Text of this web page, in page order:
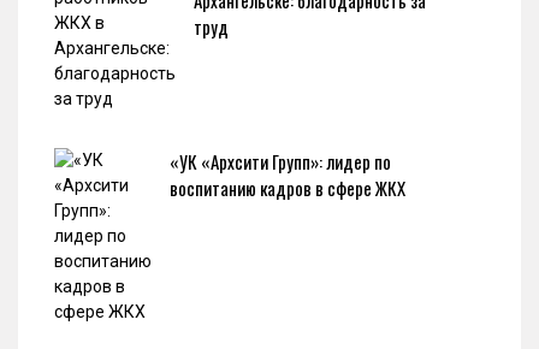
труд
«УК «Архсити Групп»: лидер по
воспитанию кадров в сфере ЖКХ